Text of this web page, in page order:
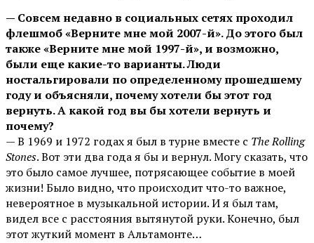
— Совсем недавно в социальных сетях проходил
флешмоб «Верните мне мой 2007-й». До этого был
также «Верните мне мой 1997-й», и возможно,
были еще какие-то варианты. Люди
ностальгировали по определенному прошедшему
году и объясняли, почему хотели бы этот год
вернуть. А какой год вы бы хотели вернуть и
почему?
— В 1969 и 1972 годах я был в турне вместе с The Rolling
Stones. Вот эти два года я бы и вернул. Могу сказать, что
это было самое лучшее, потрясающее событие в моей
жизни! Было видно, что происходит что-то важное,
невероятное в музыкальной истории. И я был там,
видел все с расстояния вытянутой руки. Конечно, был
этот жуткий момент в Альтамонте…